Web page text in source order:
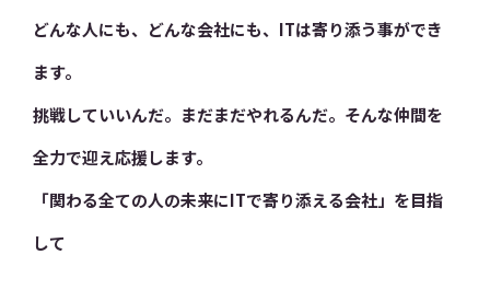
どんな人にも、どんな会社にも、ITは寄り添う事ができ
ます。
挑戦していいんだ。まだまだやれるんだ。そんな仲間を
全力で迎え応援します。
「関わる全ての人の未来にITで寄り添える会社」を目指
して